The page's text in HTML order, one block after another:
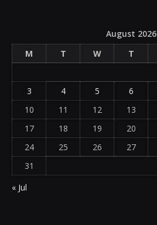
August 2026
M
T W T
3
4 5 6
10
11 12 13
17
18 19 20
24
25 26 27
31
« Jul